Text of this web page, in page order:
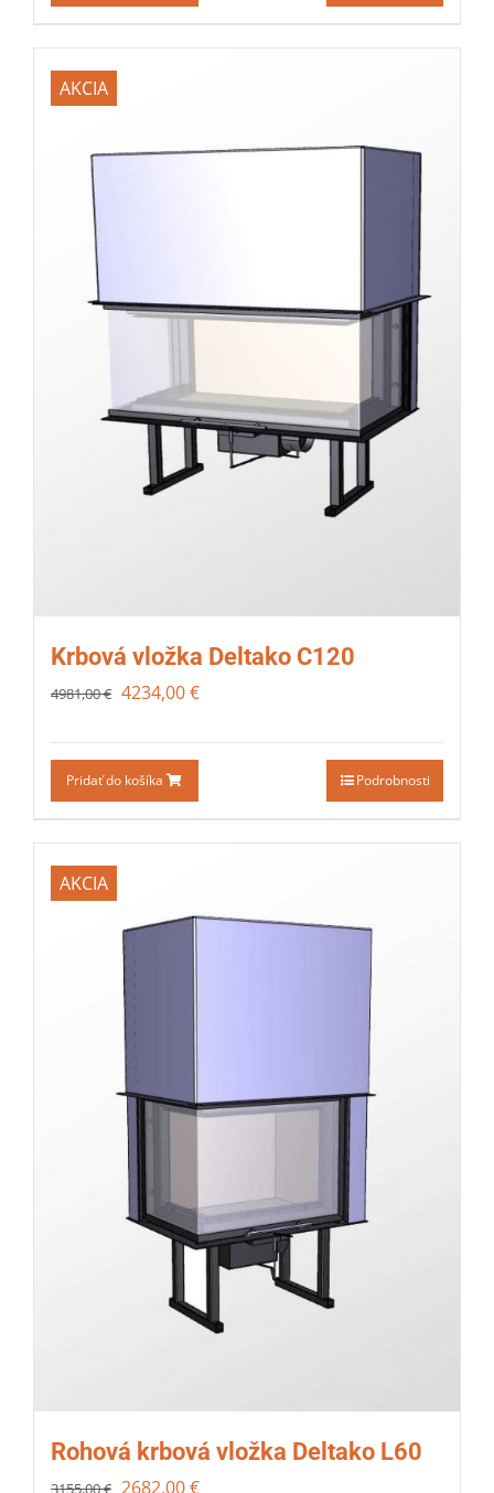
AKCIA
Krbová vložka Deltako C120
4981,00€ 4234,00€
Pridať do košíka Podrobnosti
AKCIA
Rohová krbová vložka Deltako L60
3155,00€ 2682,00€